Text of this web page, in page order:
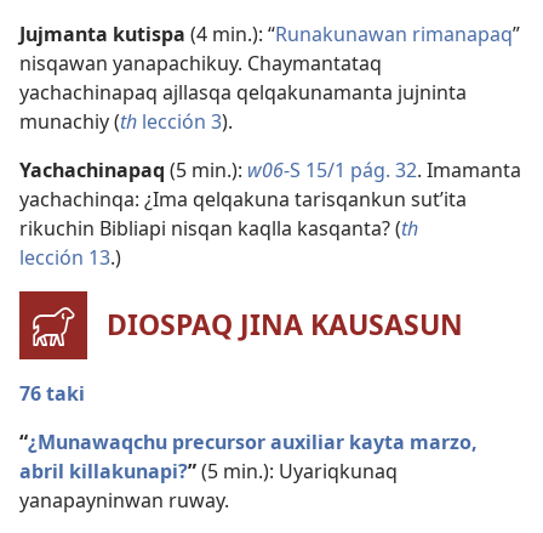
Jujmanta kutispa (4 min.): “Runakunawan rimanapaq”
nisqawan yanapachikuy. Chaymantataq
yachachinapaq ajllasqa qelqakunamanta jujninta
munachiy (th lección 3).
Yachachinapaq (5 min.): w06-S 15/1 pág. 32. Imamanta
yachachinqa: ¿Ima qelqakuna tarisqankun sut’ita
rikuchin Bibliapi nisqan kaqlla kasqanta? (th
lección 13.)
DIOSPAQ JINA KAUSASUN
76 taki
“¿Munawaqchu precursor auxiliar kayta marzo,
abril killakunapi?”(5 min.): Uyariqkunaq
yanapayninwan ruway.